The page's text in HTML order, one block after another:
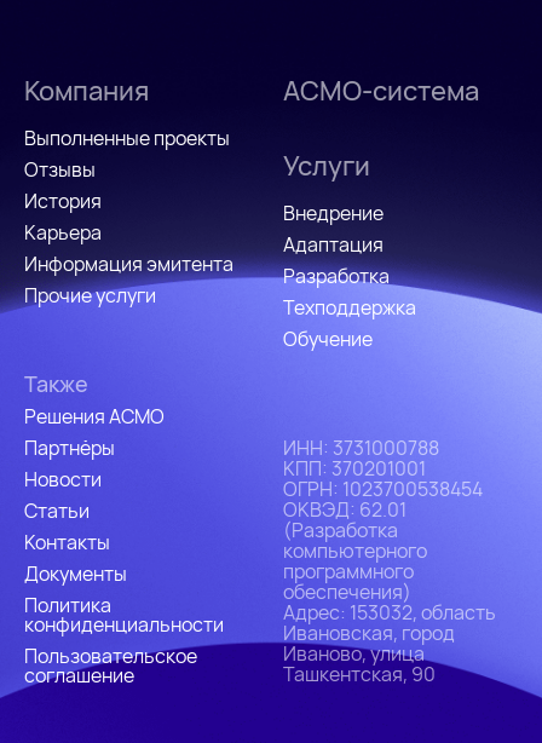
ИHH: 3731000788
КПП: 370201001
ОГРН: 1023700538454
ОКВЭД: 62.01
(Разработка
компьютерного
программного
обеспечения)
Адрес: 153032, область
Ивановская, город
Иваново, улица
Ташкентская, 90
Компания
Выполненные проекты
Отзывы
История
Карьера
Информация эмитента
Прочие услуги
Услуги
Внедрение
Адаптация
Разработка
Техподдержка
Обучение
АСМО-система
Также
Решения АСМО
Партнёры
Новости
Статьи
Контакты
Документы
Политика
конфиденциальности
Пользовательское
соглашение